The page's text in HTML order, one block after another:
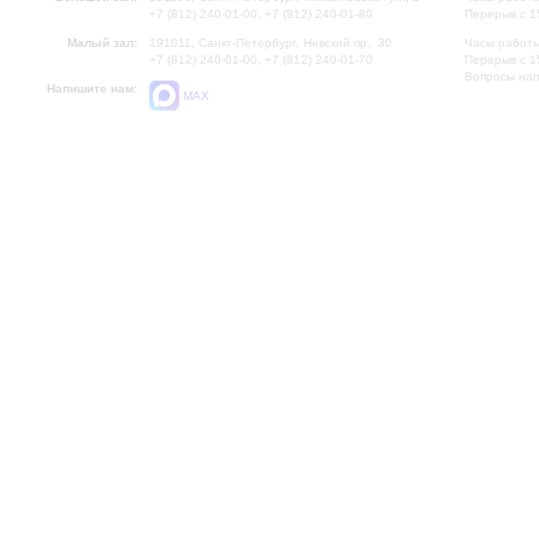
+7 (812) 240-01-00, +7 (812) 240-01-80
Малый зал:
191011, Санкт-Петербург, Невский пр., 30
+7 (812) 240-01-00, +7 (812) 240-01-70
Напишите нам:
MAX
Перерыв с
Часы
Перерыв с
Вопросы